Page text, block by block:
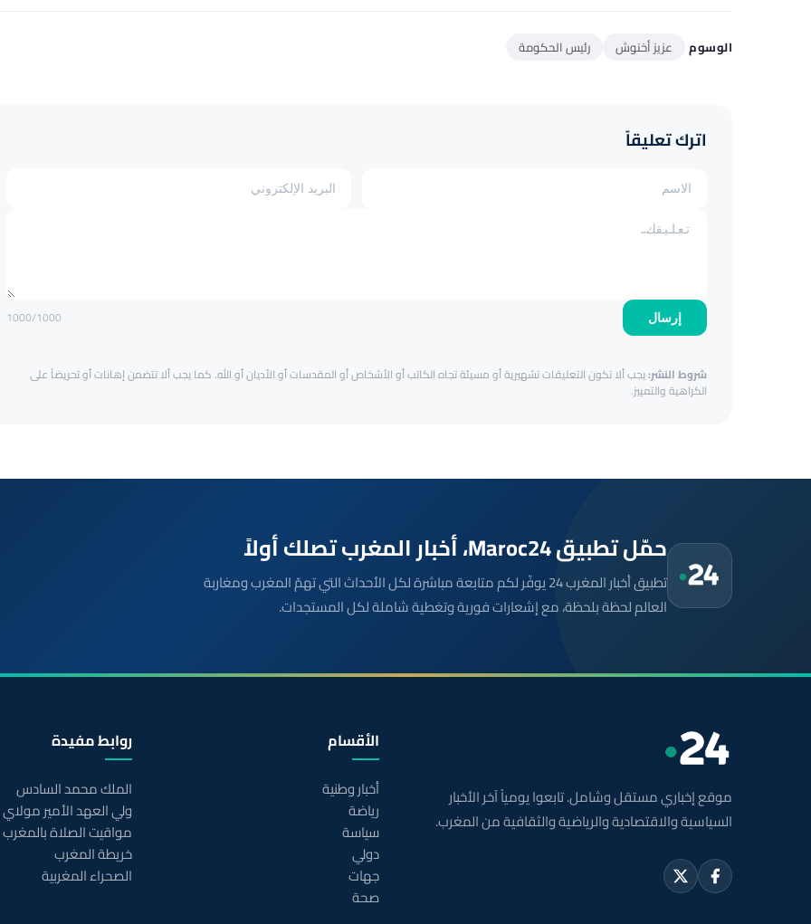
الوسوم عزيز أخنوش رئيس الحكومة
اترك تعليقاً
إرسال 1000/1000
شروط النشر:يجب ألا تكون التعليقات تشهيرية أو مسيئة تجاه الكاتب أو الأشخاص أو المقدسات أو الأديان أو الله. كما يجب ألا تتضمن إهانات أو تحريضاً على
الكراهية والتمييز.
حمّل تطبيق Maroc24، أخبار المغرب تصلك أولاً
تطبيق أخبار المغرب 24 يوفّر لكم متابعة مباشرة لكل الأحداث التي تهمّ المغرب ومغاربة
العالم لحظة بلحظة، مع إشعارات فورية وتغطية شاملة لكل المستجدات.
موقع إخباري مستقل وشامل. تابعوا يومياً آخر الأخبار
السياسية والاقتصادية والرياضية والثقافية من المغرب.
الأقسام
أخبار وطنية
رياضة
سياسة
دولي
جهات
صحة
روابط مفيدة
الملك محمد السادس
ولي العهد الأمير
مواقيت الصلاة بالمغرب
خريطة المغرب
الصحراء المغربية